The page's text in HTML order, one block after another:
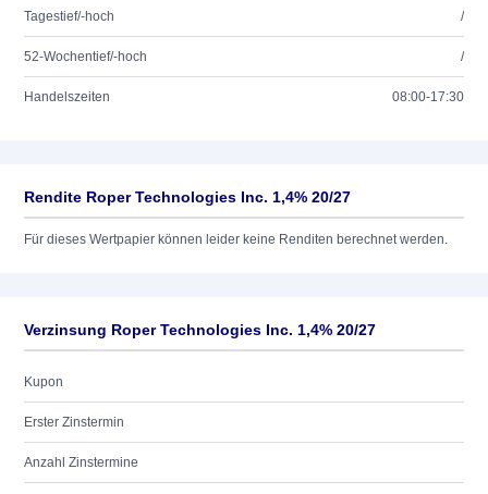
Tagestief/-hoch /
52-Wochentief/-hoch /
Handelszeiten 08:00-17:30
Rendite Roper Technologies Inc. 1,4% 20/27
Für dieses Wertpapier können leider keine Renditen berechnet werden.
Verzinsung Roper Technologies Inc. 1,4% 20/27
Kupon
Erster Zinstermin
Anzahl Zinstermine